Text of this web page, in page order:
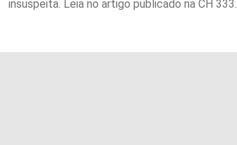
insuspeita. Leia no artigo publicado na CH 333.